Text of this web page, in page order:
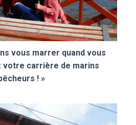
vous marrer quand vous
votre carrière de marins
! »